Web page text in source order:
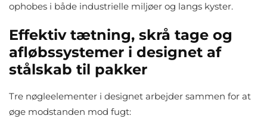
ophobes i både industrielle miljøer og langs kyster.
Effektiv tætning, skrå tage og
afløbssystemer i designet af
stålskab til pakker
Tre nøgleelementer i designet arbejder sammen for at
øge modstanden mod fugt: